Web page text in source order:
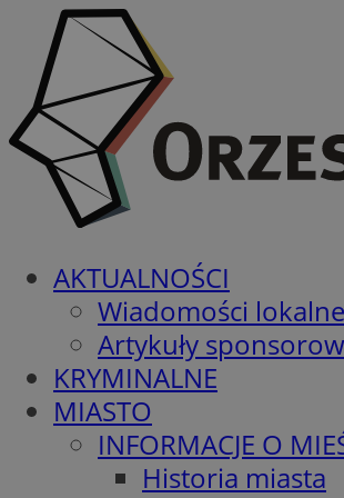
AKTUALNOŚCI
Wiadomości lokalne
Artykuły
KRYMINALNE
MIASTO
INFORMACJE O
Historia miasta